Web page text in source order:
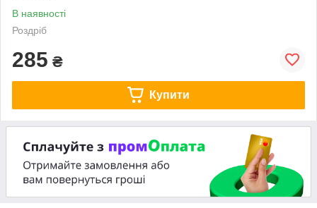
В наявності
Роздріб
285 ₴
Купити